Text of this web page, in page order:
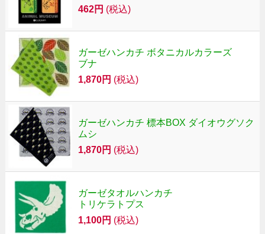
462円 (税込)
ガーゼハンカチ ボタニカルカラーズ
ブナ
1,870円 (税込)
ガーゼハンカチ 標本BOX ダイオウグソク
ムシ
1,870円 (税込)
ガーゼタオルハンカチ
トリケラトプス
1,100円 (税込)